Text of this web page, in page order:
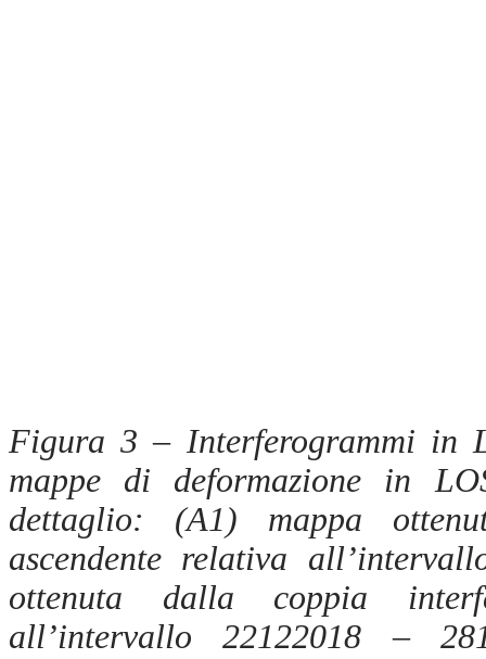
Figura 3 – Interferogrammi in
mappe di deformazione in
dettaglio: (A1 ) mappa
ascendente relativa
ottenuta dalla coppia
all’intervallo 22122018 –